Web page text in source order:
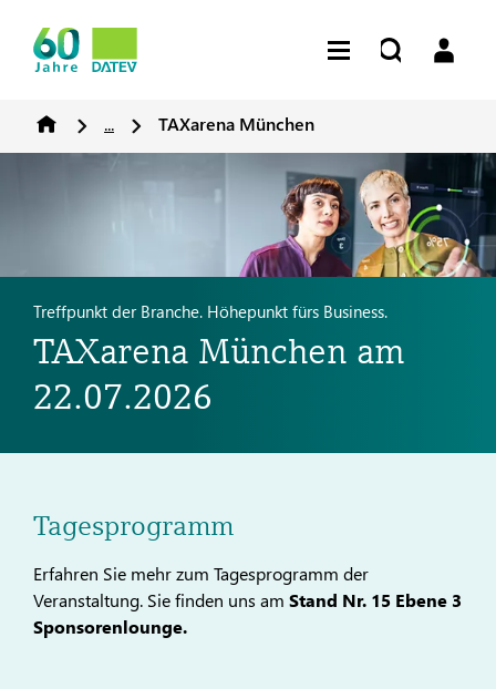
... TAXarena München
Treffpunkt der Branche. Höhepunkt fürs Business.
TAXarena München am
22.07.2026
Tagesprogramm
Erfahren Sie mehr zum Tagesprogramm der
Veranstaltung. Sie finden uns am Stand Nr. 15 Ebene 3
Sponsorenlounge.